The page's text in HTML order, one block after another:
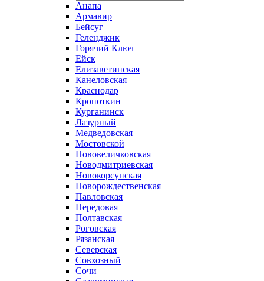
Анапа
Армавир
Бейсуг
Геленджик
Горячий Ключ
Ейск
Елизаветинская
Канеловская
Краснодар
Кропоткин
Курганинск
Лазурный
Медведовская
Мостовской
Нововеличковская
Новодмитриевская
Новокорсунская
Новорождественская
Павловская
Передовая
Полтавская
Роговская
Рязанская
Северская
Совхозный
Сочи